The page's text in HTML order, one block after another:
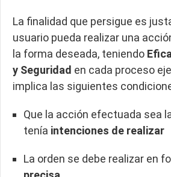
La finalidad que persigue es
usuario pueda realizar una
la forma deseada, teniendo
y Seguridad en cada proceso
implica las siguientes
Que la acción efectuada sea
tenía intenciones de realizar
La orden se debe realizar en